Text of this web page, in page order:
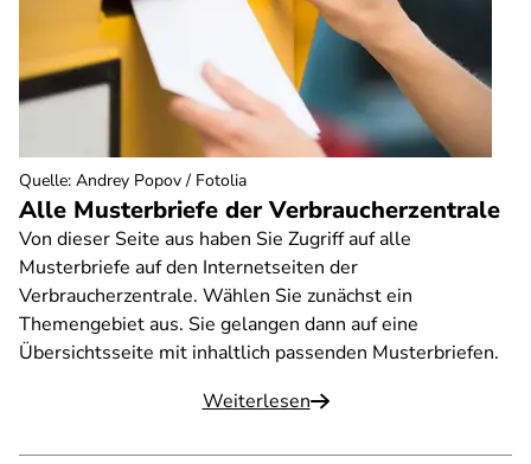
Alle Musterbriefe der Verbraucherzentrale
Von dieser Seite aus haben Sie Zugriff auf alle
Musterbriefe auf den Internetseiten der
Verbraucherzentrale. Wählen Sie zunächst ein
Themengebiet aus. Sie gelangen dann auf eine
Übersichtsseite mit inhaltlich passenden Musterbriefen.
Weiterlesen
Quelle: Andrey Popov / Fotolia